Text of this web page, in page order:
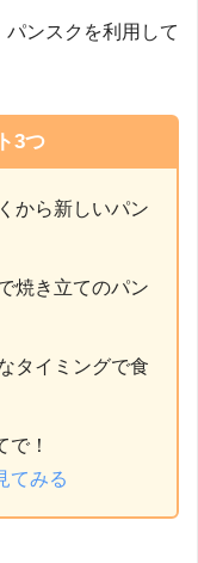
ンスクを利用して
3つ
から新しいパン
焼き立てのパン
タイミングで食
！
てみる